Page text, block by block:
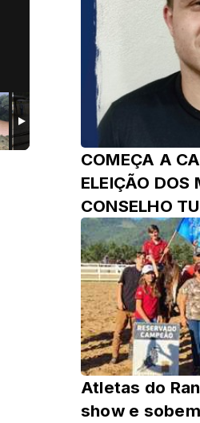
COMEÇA A
ELEIÇÃO DOS
CONSELHO
Atletas do
show e